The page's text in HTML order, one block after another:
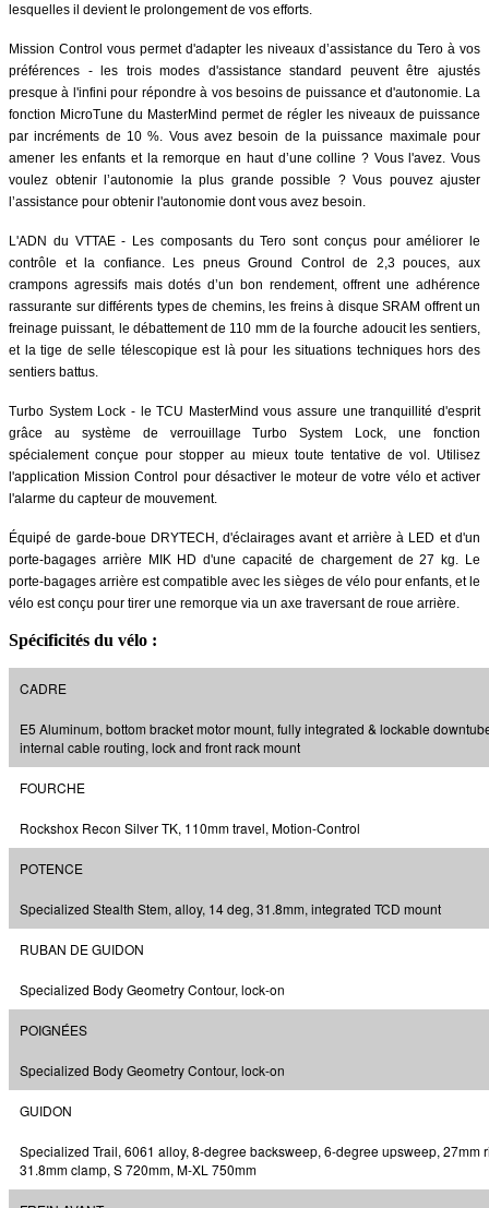
lesquelles il devient le prolongement de vos efforts.
Mission Control vous permet d'adapter les niveaux d’assistance du Tero à vos
préférences - les trois modes d'assistance standard peuvent être ajustés
presque à l'infini pour répondre à vos besoins de puissance et d'autonomie. La
fonction MicroTune du MasterMind permet de régler les niveaux de puissance
par incréments de 10 %. Vous avez besoin de la puissance maximale pour
amener les enfants et la remorque en haut d’une colline ? Vous l'avez. Vous
voulez obtenir l’autonomie la plus grande possible ? Vous pouvez ajuster
l’assistance pour obtenir l'autonomie dont vous avez besoin.
L'ADN du VTTAE - Les composants du Tero sont conçus pour améliorer le
contrôle et la confiance. Les pneus Ground Control de 2,3 pouces, aux
crampons agressifs mais dotés d’un bon rendement, offrent une adhérence
rassurante sur différents types de chemins, les freins à disque SRAM offrent un
freinage puissant, le débattement de 110 mm de la fourche adoucit les sentiers,
et la tige de selle télescopique est là pour les situations techniques hors des
sentiers battus.
Turbo System Lock - le TCU MasterMind vous assure une tranquillité d'esprit
grâce au système de verrouillage Turbo System Lock, une fonction
spécialement conçue pour stopper au mieux toute tentative de vol. Utilisez
l'application Mission Control pour désactiver le moteur de votre vélo et activer
l'alarme du capteur de mouvement.
Équipé de garde-boue DRYTECH, d'éclairages avant et arrière à LED et d'un
porte-bagages arrière MIK HD d'une capacité de chargement de 27 kg. Le
porte-bagages arrière est compatible avec les sièges de vélo pour enfants, et le
vélo est conçu pour tirer une remorque via un axe traversant de roue arrière.
Spécificités du vélo :
CADRE
E5 Aluminum, bottom bracket motor mount, fully integrated & lockable
internal cable routing, lock and front rack mount
FOURCHE
Rockshox Recon Silver TK, 110mm travel, Motion-Control
POTENCE
Specialized Stealth Stem, alloy, 14 deg, 31.8mm, integrated TCD mount
RUBAN DE GUIDON
Specialized Body Geometry Contour, lock-on
POIGNÉES
Specialized Body Geometry Contour, lock-on
GUIDON
Specialized Trail, 6061 alloy, 8-degree backsweep, 6-degree upsweep, 27mm
31.8mm clamp, S 720mm, M-XL 750mm